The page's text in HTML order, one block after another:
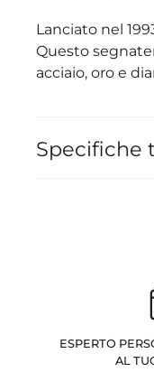
Lanciato nel
Questo
acciaio, oro e
Specifiche
ESPERTO
AL